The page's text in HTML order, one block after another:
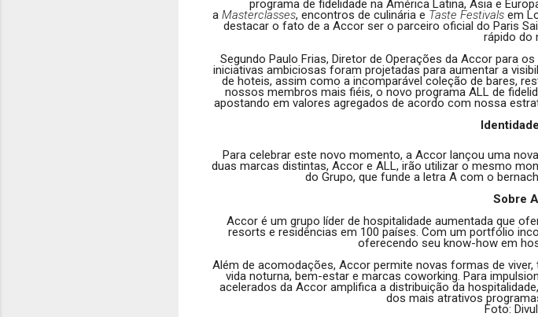
programa de fidelidade na América Latina, Ásia e
a Masterclasses, encontros de culinária e Taste Festivalsem
destacar o fato de a Accor ser o parceiro oficial do Paris
rápido do
Segundo Paulo Frias, Diretor de Operações da Accor para
iniciativas ambiciosas foram projetadas para aumentar a
de hoteis, assim como a incomparável coleção de bares,
nossos membros mais fiéis, o novo programa ALL de
apostando em valores agregados de acordo com nossa
Para celebrar este novo momento, a Accor lançou uma
duas marcas distintas, Accor e ALL, irão utilizar o mesmo
do Grupo, que funde a letra A com o
Sobre
Accor é um grupo líder de hospitalidade aumentada que
resorts e residências em 100 países. Com um portfólio
oferecendo seu know-how em
Além de acomodações, Accor permite novas formas de
vida noturna, bem-estar e marcas coworking. Para
acelerados da Accor amplifica a distribuição da
dos mais atrativos
Foto: